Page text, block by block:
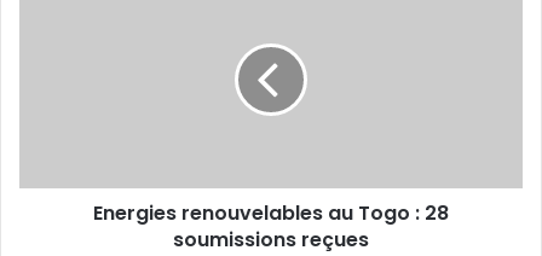
s
Energies renouvelables au Togo : 28
soumissions reçues